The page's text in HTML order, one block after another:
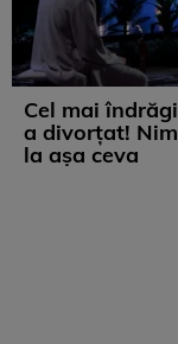
Cel mai
a divorțat!
la așa ceva